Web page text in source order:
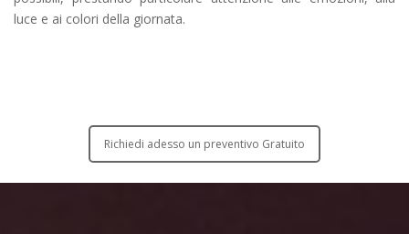
luce e ai colori della giornata.
Richiedi adesso un preventivo Gratuito